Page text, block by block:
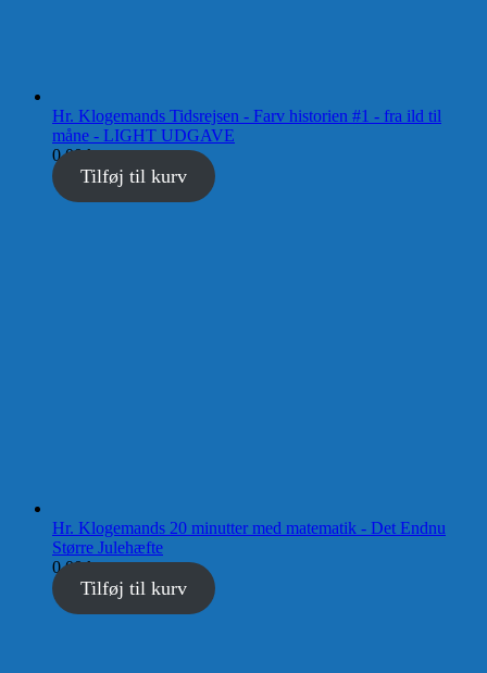
Hr. Klogemands Tidsrejsen - Farv historien #1 - fra ild til
måne - LIGHT UDGAVE
0,00kr.
Tilføj til kurv
Hr. Klogemands 20 minutter med matematik - Det Endnu
Større Julehæfte
0,00kr.
Tilføj til kurv